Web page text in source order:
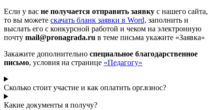
Если у вас не получается отправить заявку с нашего сайта,
то вы можете cкачать бланк заявки в Word, заполнить и
выслать его с конкурсной работой и чеком на электронную
почту mail@pronagrada.ru в теме письма укажите «Заявка»
Закажите дополнительно специальное благодарственное
письмо, условия на странице «Педагогу»
Сколько стоит участие и как оплатить орг.взнос?
Какие документы я получу?